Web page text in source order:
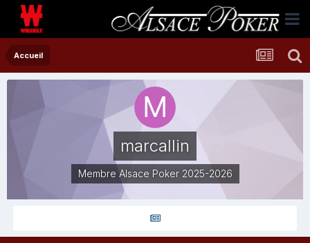
Accueil
marcallin
Membre Alsace Poker 2025-2026